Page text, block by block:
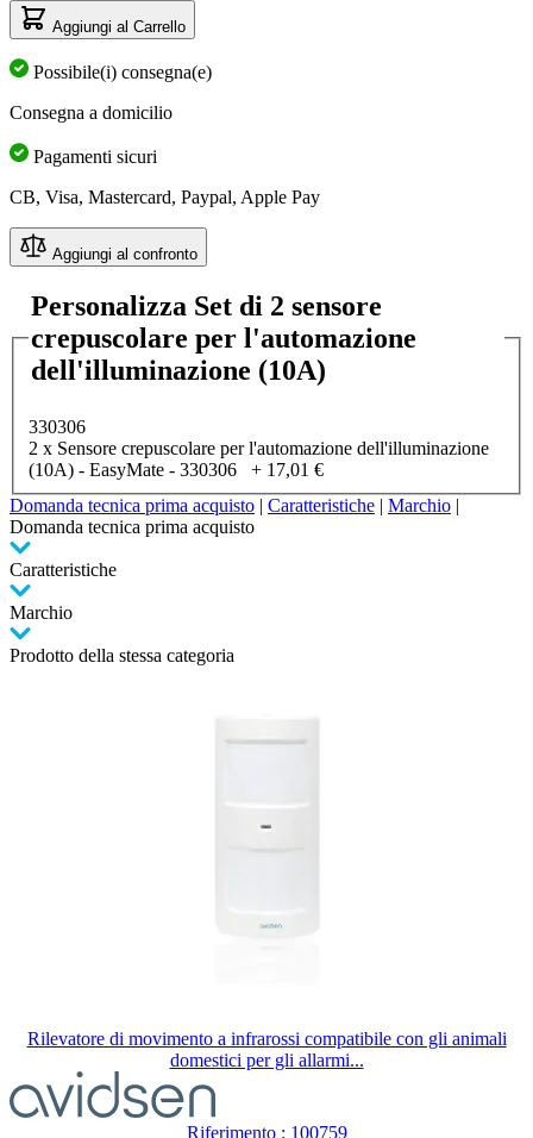
Aggiungi al Carrello
Possibile(i) consegna(e)
Consegna a domicilio
Pagamenti sicuri
CB, Visa, Mastercard, Paypal, Apple Pay
Aggiungi al confronto
Personalizza Set di 2 sensore
crepuscolare per l'automazione
dell'illuminazione (10A)
330306
2 x Sensore crepuscolare per l'automazione dell'illuminazione
(10A) - EasyMate - 330306
+ 17,01 €
Domanda tecnica prima acquisto | Caratteristiche | Marchio |
Domanda tecnica prima acquisto
Caratteristiche
Marchio
Prodotto della stessa categoria
Rilevatore di movimento a infrarossi compatibile con gli animali
domestici per gli allarmi...
Riferimento : 100759